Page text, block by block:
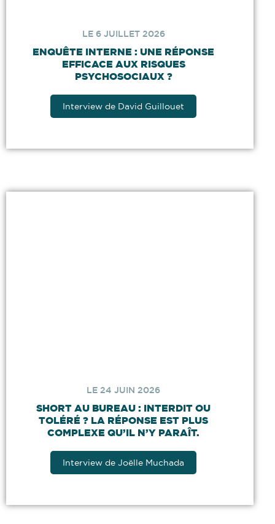
LE 6 JUILLET 2026
ENQUÊTE INTERNE : UNE RÉPONSE
EFFICACE AUX RISQUES
PSYCHOSOCIAUX ?
Interview de David Guillouet
LE 24 JUIN 2026
SHORT AU BUREAU : INTERDIT OU
TOLÉRÉ ? LA RÉPONSE EST PLUS
COMPLEXE QU’IL N’Y PARAÎT.
Interview de Joëlle Muchada